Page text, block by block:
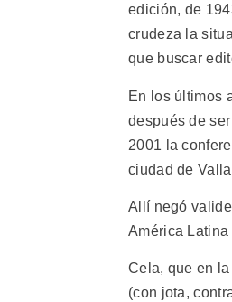
edición, de
crudeza la
que buscar
En los últimos
después de
2001 la
ciudad de
Allí negó
América
Cela, que en
(con jota,